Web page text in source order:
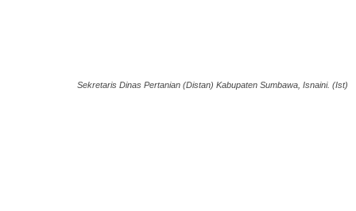
Sekretaris Dinas Pertanian (Distan) Kabupaten Sumbawa, Isnaini. (Ist)